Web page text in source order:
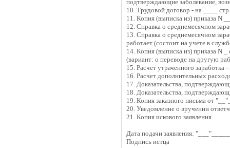
подтверждающие заболевание,
10. Трудовой договор - на ____ стр.
11. Копия (выписка из) приказа N
12. Справка о среднемесячном
13. Справка о среднемесячном
работает (состоит на учете в
14. Копия (выписка из) приказа N
(вариант: о переводе на другую
15. Расчет утраченного заработка
16. Расчет дополнительных
17. Доказательства,
18. Доказательства,
19. Копия заказного письма от
20. Уведомление о вручении
21. Копия искового заявления.
Дата подачи заявления:
Подпись истца